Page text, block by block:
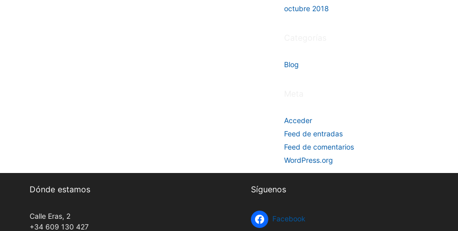
octubre 2018
Blog
Acceder
Feed de entradas
Feed de comentarios
WordPress.org
Dónde estamos
Calle Eras, 2
+34 609 130 427
Síguenos
Facebook